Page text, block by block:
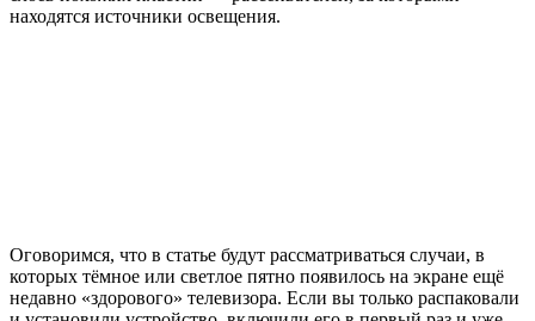
находятся источники освещения.
Оговоримся, что в статье будут рассматриваться случаи, в
которых тёмное или светлое пятно появилось на экране ещё
недавно «здорового» телевизора. Если вы только распаковали